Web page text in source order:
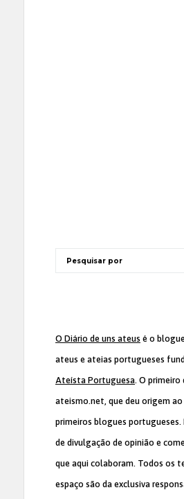
O Diário de uns ateus é o
ateus e ateias portugueses
Ateísta Portuguesa. O
ateismo.net, que deu origem
primeiros blogues portugueses.
de divulgação de opinião e
que aqui colaboram. Todos os
espaço são da exclusiva